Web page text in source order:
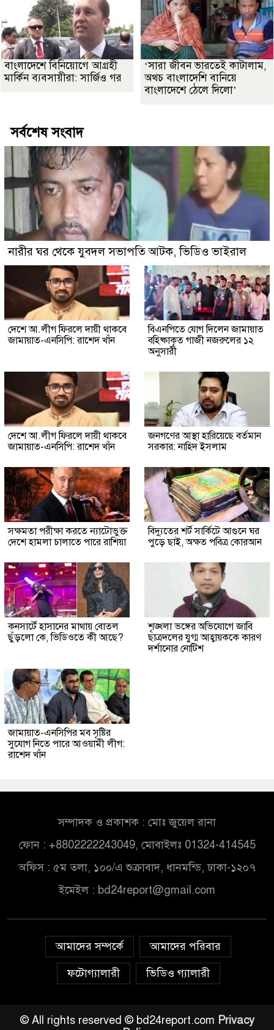
বাংলাদেশে বিনিয়োগে আগ্রহী
মার্কিন ব্যবসায়ীরা: সার্জিও গর
‘সারা জীবন ভারতেই কাটালাম,
অথচ বাংলাদেশি বানিয়ে
বাংলাদেশে ঠেলে দিলো’
সর্বশেষ সংবাদ
নারীর ঘর থেকে যুবদল সভাপতি আটক, ভিডিও ভাইরাল
দেশে আ.লীগ ফিরলে দায়ী থাকবে
জামায়াত-এনসিপি: রাশেদ খাঁন
বিএনপিতে যোগ দিলেন জামায়াত
বহিষ্কাকৃত গাজী নজরুলের ১২
অনুসারী
দেশে আ.লীগ ফিরলে দায়ী থাকবে
জামায়াত-এনসিপি: রাশেদ খাঁন
জনগণের আস্থা হারিয়েছে বর্তমান
সরকার: নাহিদ ইসলাম
সক্ষমতা পরীক্ষা করতে ন্যাটোভুক্ত
দেশে হামলা চালাতে পারে রাশিয়া
বিদ্যুতের শর্ট সার্কিটে আগুনে ঘর
পুড়ে ছাই, অক্ষত পবিত্র কোরআন
কনসার্টে হাসানের মাথায় বোতল
ছুঁড়লো কে, ভিডিওতে কী আছে?
শৃঙ্খলা ভঙ্গের অভিযোগে জাবি
ছাত্রদলের যুগ্ম আহ্বায়ককে কারণ
দর্শানোর নোটিশ
জামায়াত-এনসিপির মব সৃষ্টির
সুযোগ নিতে পারে আওয়ামী লীগ:
রাশেদ খাঁন
সম্পাদক ও প্রকাশক : মোঃ জুয়েল রানা
ফোন : +8802222243049, মোবাইলঃ 01324-414545
অফিস : ৫ম তলা, ১০০/এ শুক্রাবাদ, ধানমন্ডি, ঢাকা-১২০৭
ইমেইল : bd24report@gmail.com
আমাদের সম্পর্কে
আমাদের পরিবার
ফটোগ্যালারী
ভিডিও গ্যালারী
© All rights reserved © bd24report.com Privacy